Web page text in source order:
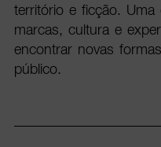
território e ficção.
marcas, cultura e
encontrar novas
público.